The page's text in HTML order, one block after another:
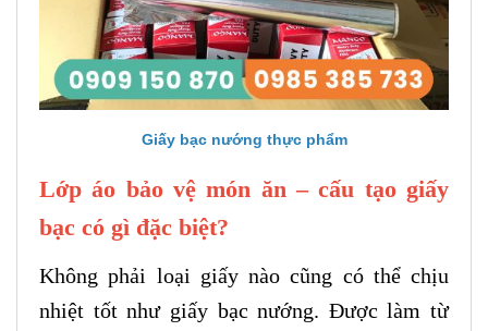
Giấy bạc nướng thực phẩm
Lớp áo bảo vệ món ăn – cấu tạo giấy
bạc có gì đặc biệt?
Không phải loại giấy nào cũng có thể chịu
nhiệt tốt như giấy bạc nướng. Được làm từ